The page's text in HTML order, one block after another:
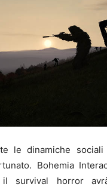
le dinamiche sociali
Bohemia
il survival horror